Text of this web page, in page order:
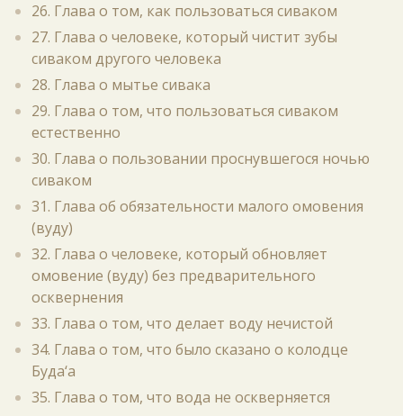
26. Глава о том, как пользоваться сиваком
27. Глава о человеке, который чистит зубы
сиваком другого человека
28. Глава о мытье сивака
29. Глава о том, что пользоваться сиваком
естественно
30. Глава о пользовании проснувшегося ночью
сиваком
31. Глава об обязательности малого омовения
(вуду)
32. Глава о человеке, который обновляет
омовение (вуду) без предварительного
осквернения
33. Глава о том, что делает воду нечистой
34. Глава о том, что было сказано о колодце
Буда‘а
35. Глава о том, что вода не оскверняется